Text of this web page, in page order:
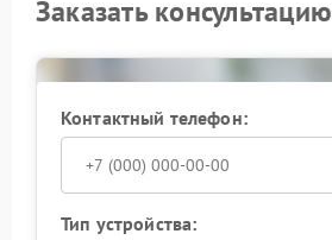
Заказать консультацию
Контактный телефон:
Тип устройства: